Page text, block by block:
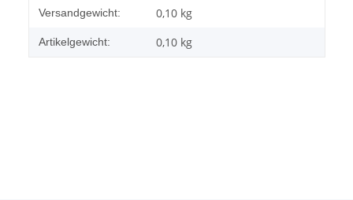
Produkteigenschaft
Wert
Versandgewicht: 0,10 kg
Artikelgewicht: 0,10 kg